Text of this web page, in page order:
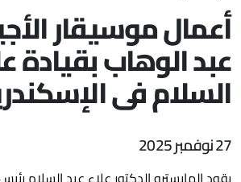
أعمال موسيقار
عبد الوهاب بقيادة
السلام فى
27 نوفمبر 2025